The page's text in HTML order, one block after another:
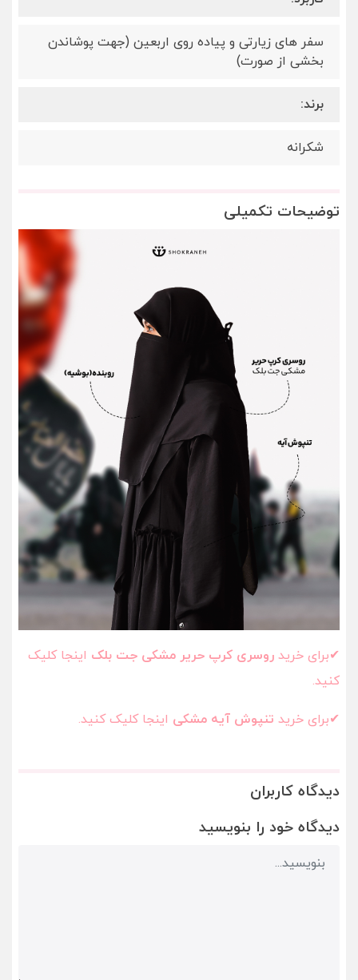
سفر های زیارتی و پیاده روی اربعین (جهت پوشاندن
بخشی از صورت)
برند:
شکرانه
توضیحات تکمیلی
✔برای خرید روسری کرپ حریر مشکی جت بلک اینجا کلیک
کنید.
✔برای خرید تنپوش آیه مشکی اینجا کلیک کنید.
دیدگاه کاربران
دیدگاه خود را بنویسید